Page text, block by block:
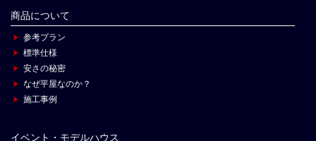
商品について
参考プラン
標準仕様
安さの秘密
なぜ平屋なのか？
施工事例
イベント・モデルハウス